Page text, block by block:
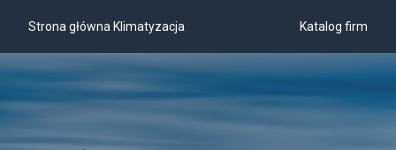
Strona główna Klimatyzacja Katalog firm